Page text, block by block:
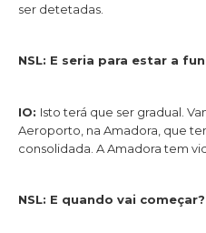
ser detetadas.
NSL: E seria para estar a
IO: Isto terá que ser gradual.
Aeroporto, na Amadora, que
consolidada. A Amadora tem
NSL: E quando vai começar?